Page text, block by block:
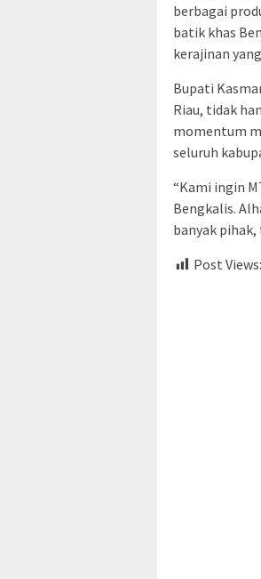
berbagai
batik khas
kerajinan
Bupati
Riau, tidak
momentum
seluruh
“Kami ingin
Bengkalis.
banyak
Post Views: